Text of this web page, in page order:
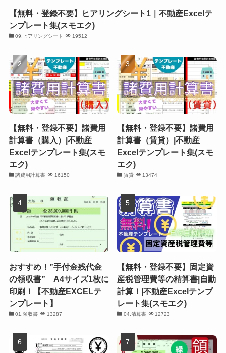
【無料・登録不要】ヒアリングシート1｜不動産Excelテ
ンプレート集(スモエク)
09.ヒアリングシート 19512
【無料・登録不要】諸費用
計算書（購入）|不動産
Excelテンプレート集(スモ
エク)
諸費用計算書 16150
【無料・登録不要】諸費用
計算書（賃貸）|不動産
Excelテンプレート集(スモ
エク)
賃貸 13474
おすすめ！”手付金残代金
の領収書” A4サイズ1枚に
印刷！【不動産EXCELテ
ンプレート】
01.領収書 13287
【無料・登録不要】固定資
産税管理費等の精算書|自動
計算！|不動産Excelテンプ
レート集(スモエク)
04.清算書 12723